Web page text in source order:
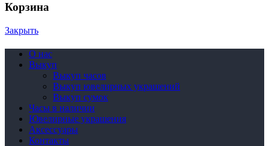
Корзина
Закрыть
О нас
Выкуп
Выкуп часов
Выкуп ювелирных украшений
Выкуп сумок
Часы в наличии
Ювелирные украшения
Аксессуары
Контакты